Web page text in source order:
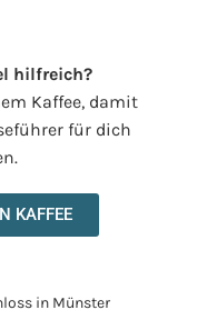
hilfreich?
Kaffee, damit
für dich
KAFFEE